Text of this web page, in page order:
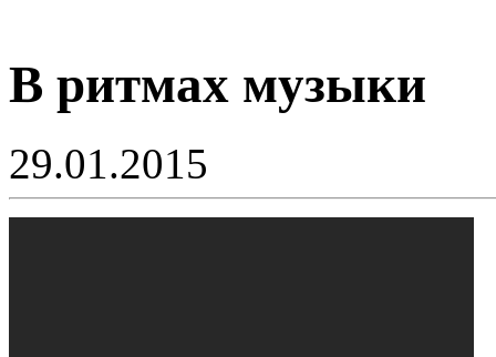
В ритмах музыки
29.01.2015